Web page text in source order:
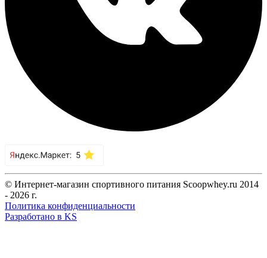
© Интернет-магазин спортивного питания Scoopwhey.ru 2014
- 2026 г.
Политика конфиденциальности
Разработано в KS